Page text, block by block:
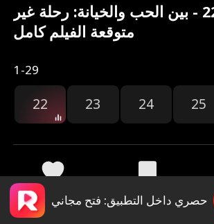
الحلقة 22 - بين الحب والخيانة: رحلة غير
متوقعة الفيلم كامل
1-29
22 23 24 25
364 7k
حصري داخل التطبيق: فتح مجاني